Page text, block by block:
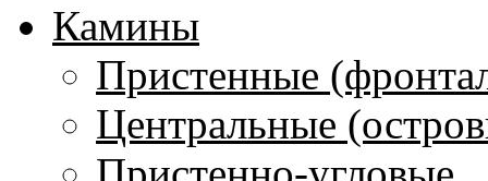
Камины
Пристенные
Центральные